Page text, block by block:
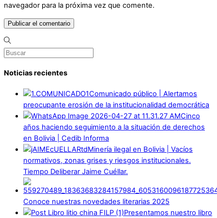
navegador para la próxima vez que comente.
Noticias recientes
Comunicado público | Alertamos
preocupante erosión de la institucionalidad democrática
Cinco
años haciendo seguimiento a la situación de derechos
en Bolivia | Cedib Informa
Minería ilegal en Bolivia | Vacíos
normativos, zonas grises y riesgos institucionales.
Tiempo Deliberar Jaime Cuéllar.
Conoce nuestras novedades literarias 2025
Presentamos nuestro libro